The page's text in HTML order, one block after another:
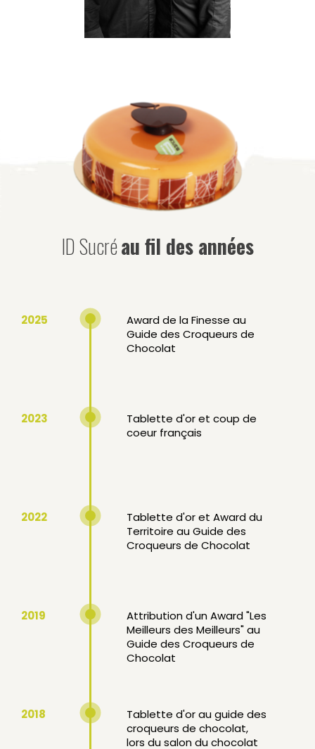
ID Sucréau fil des années
2025
Award de la Finesse au
Guide des Croqueurs de
Chocolat
2023
Tablette d'or et coup de
coeur français
2022
Tablette d'or et Award du
Territoire au Guide des
Croqueurs de Chocolat
2019
Attribution d'un Award "Les
Meilleurs des Meilleurs" au
Guide des Croqueurs de
Chocolat
2018
Tablette d'or au guide des
croqueurs de chocolat,
lors du salon du chocolat